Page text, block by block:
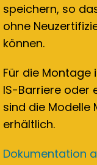
speichern, so
ohne
können.
Für die Montage
IS-Barriere oder
sind die Modelle
erhältlich.
Dokumentation